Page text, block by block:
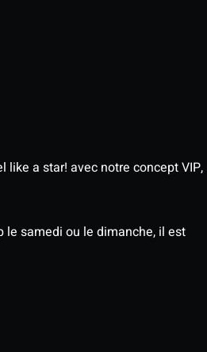
a star! avec notre concept VIP,
le samedi ou le dimanche, il est